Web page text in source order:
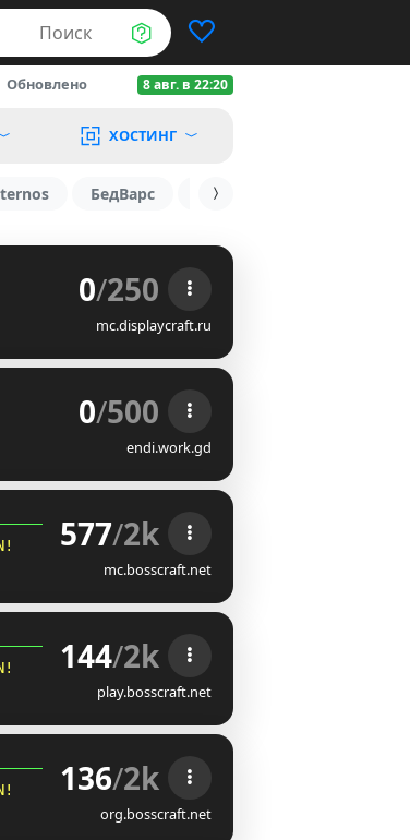
Поиск
Обновлено 8 авг. в 22:20
ХОСТИНГ
БедВарс 1.19.3
0/250
mc.displaycraft.ru
0/500
endi.work.gd
╮
577/2k
mc.bosscraft.net
╮
144/2k
play.bosscraft.net
╮
136/2k
org.bosscraft.net